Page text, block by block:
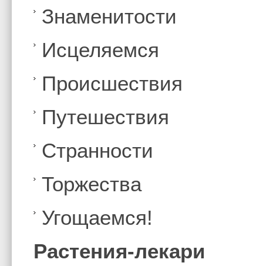
Знаменитости
Иcцеляемся
Происшествия
Путешествия
Странности
Торжества
Угощаемся!
Растения-лекари